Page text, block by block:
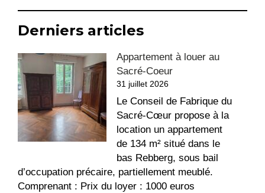
Derniers articles
Appartement à louer au
Sacré-Coeur
31 juillet 2026
Le Conseil de Fabrique du
Sacré-Cœur propose à la
location un appartement
de 134 m² situé dans le
bas Rebberg, sous bail
d’occupation précaire, partiellement meublé.
Comprenant : Prix du loyer : 1000 euros